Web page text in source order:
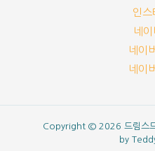
인스
네
네이
네이
Copyright © 2026 드림스
by